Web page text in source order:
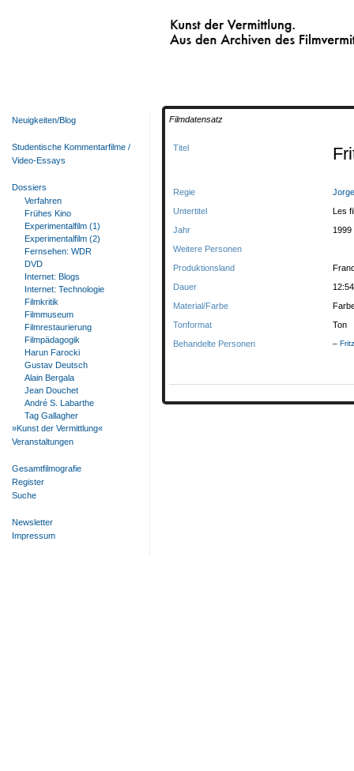
Kunst der Vermittlung.
Aus den Archiven des Filmvermittelnden
Neuigkeiten/Blog
Studentische Kommentarfilme /
Video-Essays
Dossiers
Verfahren
Frühes Kino
Experimentalfilm (1)
Experimentalfilm (2)
Fernsehen: WDR
DVD
Internet: Blogs
Internet: Technologie
Filmkritik
Filmmuseum
Filmrestaurierung
Filmpädagogik
Harun Farocki
Gustav Deutsch
Alain Bergala
Jean Douchet
André S. Labarthe
Tag Gallagher
»Kunst der Vermittlung«
Veranstaltungen
Gesamtfilmografie
Register
Suche
Newsletter
Impressum
Filmdatensatz
Titel
Regie
Untertitel
Les
Jahr
1999
Weitere Personen
Produktionsland
Dauer
Material/Farbe
Tonformat
Ton
Behandelte Personen